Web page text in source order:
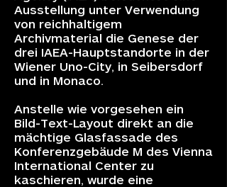
Ausstellung unter Verwendung
von reichhaltigem
Archivmaterial die Genese der
drei IAEA-Hauptstandorte in der
Wiener Uno-City, in Seibersdorf
und in Monaco.
Anstelle wie vorgesehen ein
Bild-Text-Layout direkt an die
mächtige Glasfassade des
Konferenzgebäude M des Vienna
International Center zu
kaschieren, wurde eine